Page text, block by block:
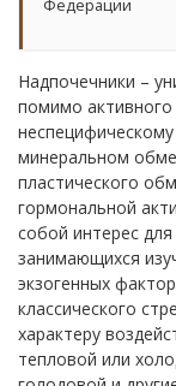
Федерации
Надпочечники –
помимо активного
минеральном
пластического
гормональной
собой интерес
занимающихся
экзогенных
классического
характеру
тепловой или